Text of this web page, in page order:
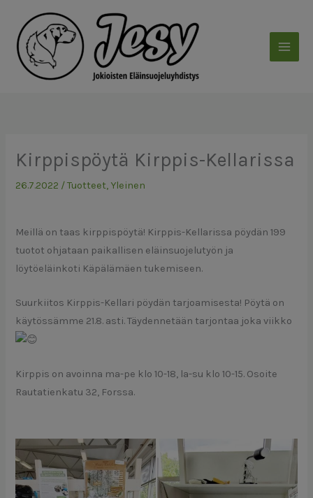
sisältöön
Kirppispöytä Kirppis-Kellarissa
26.7.2022 /Tuotteet, Yleinen
Meillä on taas kirppispöytä! Kirppis-Kellarissa pöydän 199
tuotot ohjataan paikallisen eläinsuojelutyön ja
löytöeläinkoti Käpälämäen tukemiseen.
Suurkiitos Kirppis-Kellari pöydän tarjoamisesta! Pöytä on
käytössämme 21.8. asti. Täydennetään tarjontaa joka viikko
Kirppis on avoinna ma-pe klo 10-18, la-su klo 10-15. Osoite
Rautatienkatu 32, Forssa.